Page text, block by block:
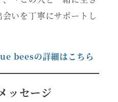
いを丁寧にサポートし
beesの詳細はこちら
ッセージ